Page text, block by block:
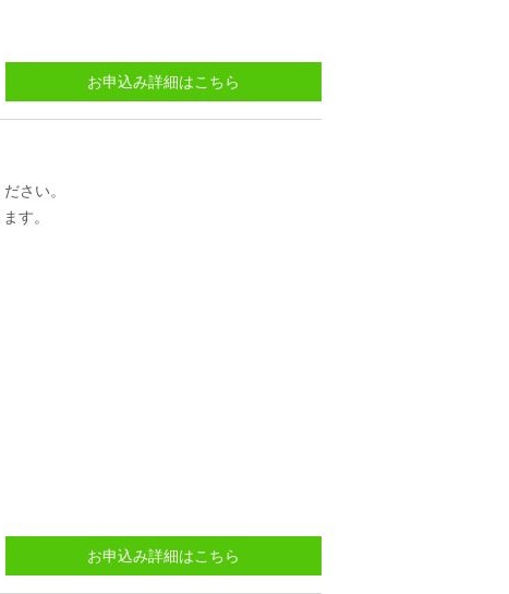
お申込み詳細はこちら
さい。
す。
お申込み詳細はこちら